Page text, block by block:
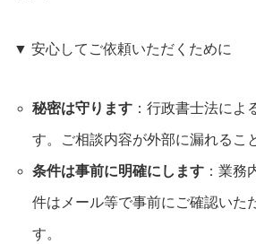
▼ 安心してご依頼いただくために
秘密は守ります：行政書士法によ
す。ご相談内容が外部に漏れるこ
条件は事前に明確にします：業務
件はメール等で事前にご確認いた
す。